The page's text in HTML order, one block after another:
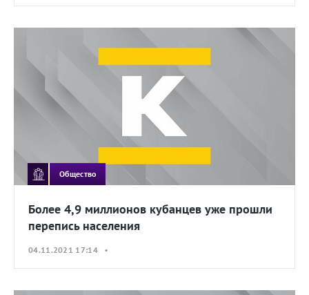
Общество
Более 4,9 миллионов кубанцев уже прошли
перепись населения
04.11.2021 17:14 •